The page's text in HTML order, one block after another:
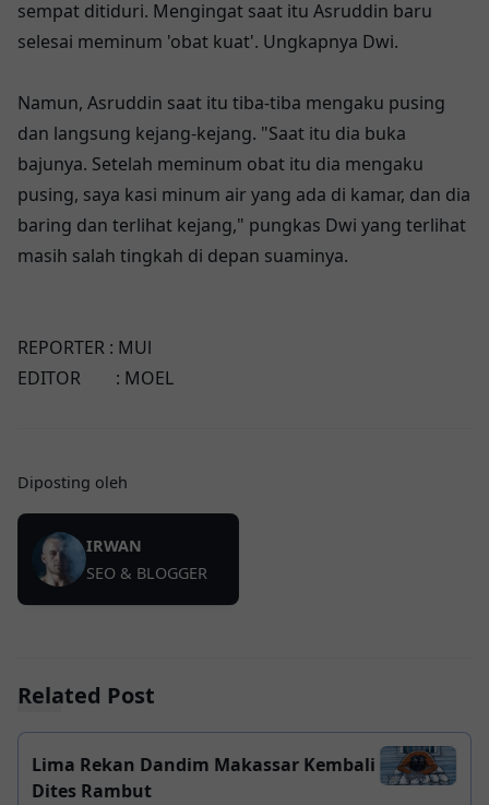
sempat ditiduri. Mengingat saat itu Asruddin baru
selesai meminum 'obat kuat'. Ungkapnya Dwi.
Namun, Asruddin saat itu tiba-tiba mengaku pusing
dan langsung kejang-kejang. "Saat itu dia buka
bajunya. Setelah meminum obat itu dia mengaku
pusing, saya kasi minum air yang ada di kamar, dan dia
baring dan terlihat kejang," pungkas Dwi yang terlihat
masih salah tingkah di depan suaminya.
REPORTER : MUl
EDITOR : MOEL
Diposting oleh
IRWAN
SEO & BLOGGER
Related Post
Lima Rekan Dandim Makassar Kembali
Dites Rambut